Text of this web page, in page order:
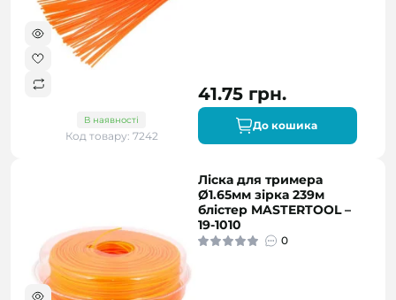
В наявності
Код товару: 7242
41.75 грн.
До кошика
Ліска для тримера
Ø1.65мм зірка 239м
блістер MASTERTOOL –
19-1010
0